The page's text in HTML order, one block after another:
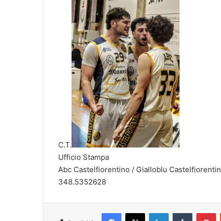
C.T.
Ufficio Stampa
Abc Castelfiorentino / Gialloblu
348.5352628